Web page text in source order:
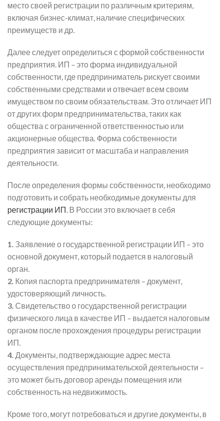
место своей регистрации по различным критериям,
включая бизнес-климат, наличие специфических
преимуществ и др.
Далее следует определиться с формой собственности
предприятия. ИП – это форма индивидуальной
собственности, где предприниматель рискует своими
собственными средствами и отвечает всем своим
имуществом по своим обязательствам. Это отличает ИП
от других форм предпринимательства, таких как
общества с ограниченной ответственностью или
акционерные общества. Форма собственности
предприятия зависит от масштаба и направления
деятельности.
После определения формы собственности, необходимо
подготовить и собрать необходимые документы для
регистрации ИП. В России это включает в себя
следующие документы:
1. Заявление о государственной регистрации ИП – это
основной документ, который подается в налоговый
орган.
2. Копия паспорта предпринимателя – документ,
удостоверяющий личность.
3. Свидетельство о государственной регистрации
физического лица в качестве ИП – выдается налоговым
органом после прохождения процедуры регистрации
ИП.
4. Документы, подтверждающие адрес места
осуществления предпринимательской деятельности –
это может быть договор аренды помещения или
собственность на недвижимость.
Кроме того, могут потребоваться и другие документы, в